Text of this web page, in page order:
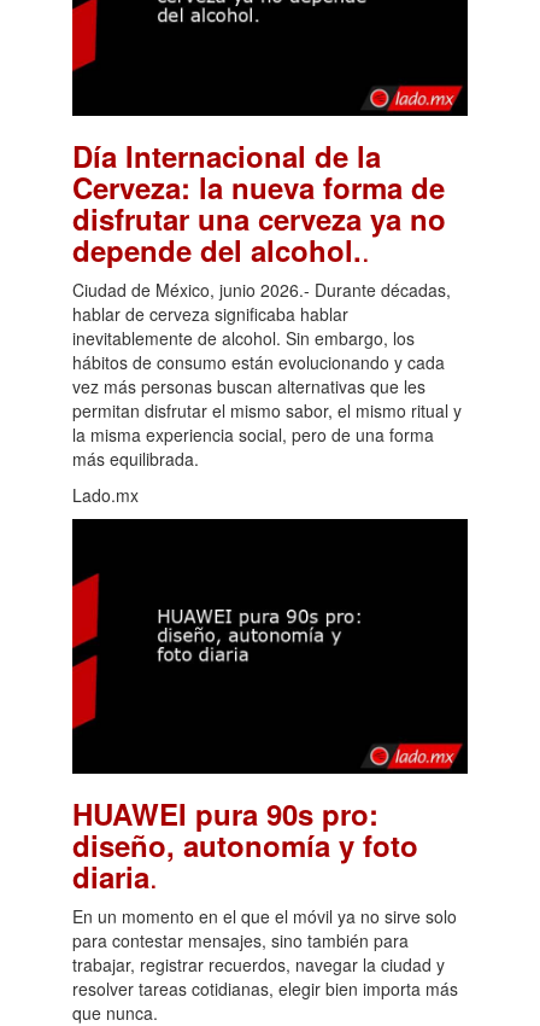
Día Internacional de la
Cerveza: la nueva forma de
disfrutar una cerveza ya no
depende del alcohol..
Ciudad de México, junio 2026.- Durante décadas,
hablar de cerveza significaba hablar
inevitablemente de alcohol. Sin embargo, los
hábitos de consumo están evolucionando y cada
vez más personas buscan alternativas que les
permitan disfrutar el mismo sabor, el mismo ritual y
la misma experiencia social, pero de una forma
más equilibrada.
Lado.mx
HUAWEI pura 90s pro:
diseño, autonomía y foto
diaria.
En un momento en el que el móvil ya no sirve solo
para contestar mensajes, sino también para
trabajar, registrar recuerdos, navegar la ciudad y
resolver tareas cotidianas, elegir bien importa más
que nunca.